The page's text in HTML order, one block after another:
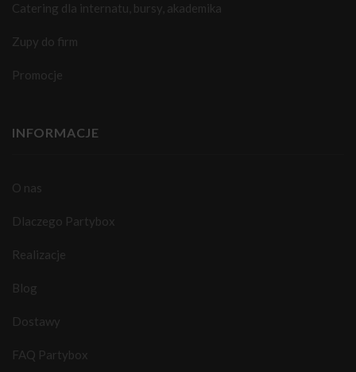
Catering dla internatu, bursy, akademika
Zupy do firm
Promocje
INFORMACJE
O nas
Dlaczego Partybox
Realizacje
Blog
Dostawy
FAQ Partybox